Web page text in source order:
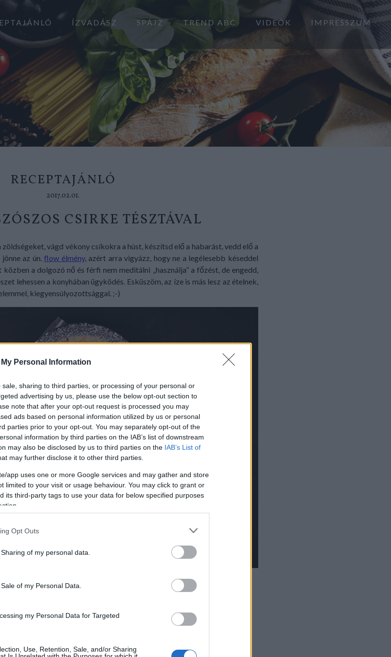
Personal Information
sharing to third parties, or processing of your personal or
advertising by us, please use the below opt-out section to
note that after your opt-out request is processed you may
ads based on personal information utilized by us or personal
parties prior to your opt-out. You may separately opt-out of the
information by third parties on the IAB’s list of downstream
may also be disclosed by us to third parties on the IAB’s List of
may further disclose it to other third parties.
app uses one or more Google services and may gather and store
limited to your visit or usage behaviour. You may click to grant or
its third-party tags to use your data for below specified purposes
Opt Outs
of my personal data.
of my Personal Data.
my Personal Data for Targeted
Use, Retention, Sale, and/or Sharing
ÍZVADÁSZ SPÁJZ TREND ABC VIDEÓK IMPRESSZUM
RECEPTAJÁNLÓ
2017.02.01.
CSIRKE TÉSZTÁVAL
zöldségeket, vágd vékony csíkokra a húst, készítsd elő a habarást, vedd elő a
jönne az ún.flow élmény, azért arra vigyázz, hogy ne a legélesebb késeddel
a dolgozó nő és férfi nem meditálni „használja” a főzést, de engedd,
lehessen a konyhában ügyködés. Esküszöm, az íze is más lesz az ételnek,
kiegyensúlyozottsággal. ;-)